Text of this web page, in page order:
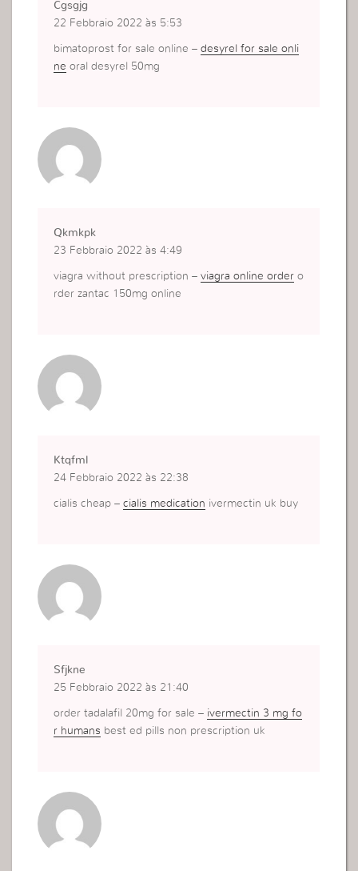
Cgsgjg
22 Febbraio 2022 às 5:53
bimatoprost for sale online –desyrel for sale onli
ne oral desyrel 50mg
Qkmkpk
23 Febbraio 2022 às 4:49
viagra without prescription –viagra online order o
rder zantac 150mg online
Ktqfml
24 Febbraio 2022 às 22:38
cialis cheap –cialis medication ivermectin uk buy
Sfjkne
25 Febbraio 2022 às 21:40
order tadalafil 20mg for sale – ivermectin 3 mg fo
r humans best ed pills non prescription uk